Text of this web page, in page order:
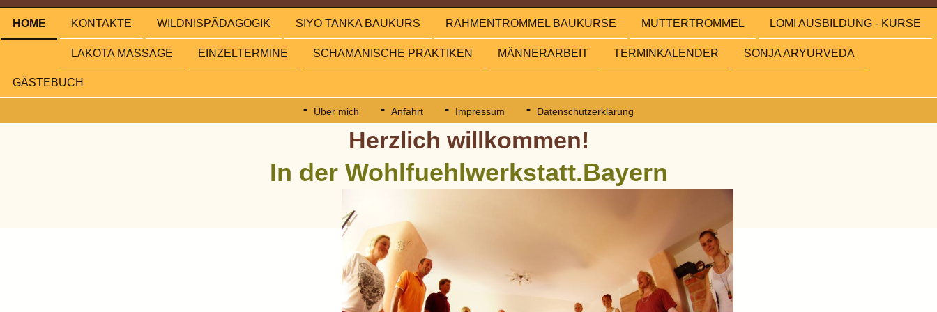
HOME KONTAKTE WILDNISPÄDAGOGIK SIYO TANKA BAUKURS RAHMENTROMMEL BAUKURSE MUTTERTROMMEL LOMI AUSBILDUNG - KURSE
LAKOTA MASSAGE EINZELTERMINE SCHAMANISCHE PRAKTIKEN MÄNNERARBEIT TERMINKALENDER SONJA ARYURVEDA
GÄSTEBUCH
Über mich Anfahrt Impressum Datenschutzerklärung
Herzlich willkommen!
In der Wohlfuehlwerkstatt.Bayern